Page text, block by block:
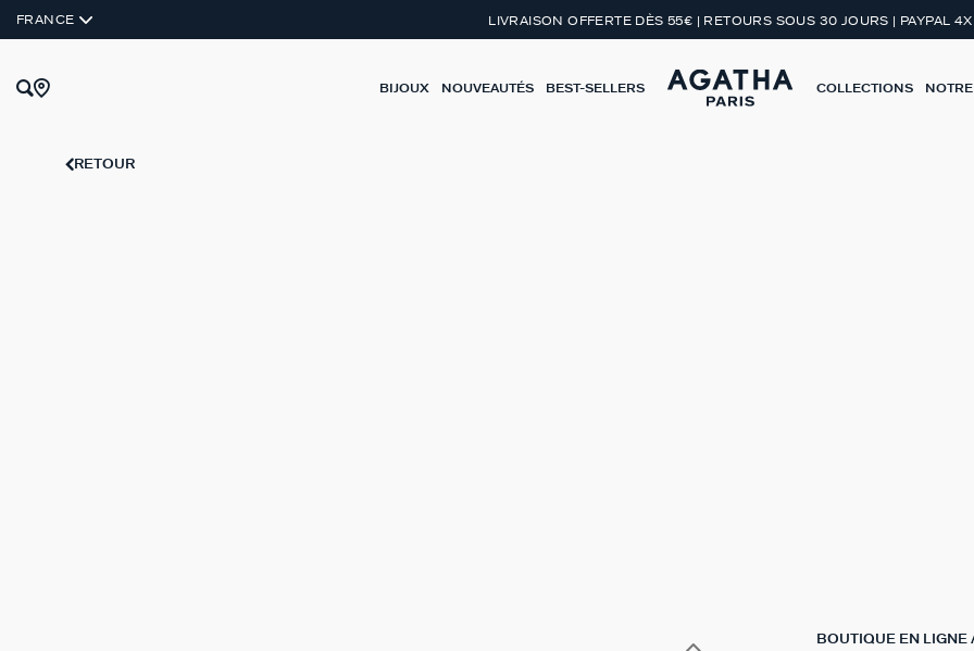
FRANCE LIVRAISON OFFERTE DÈS 55€ | RETOURS SOUS 30 JOURS | PAYPAL 4X
BIJOUX NOUVEAUTÉS BEST-SELLERS COLLECTIONS
RETOUR
BOUTIQUE EN LIGNE